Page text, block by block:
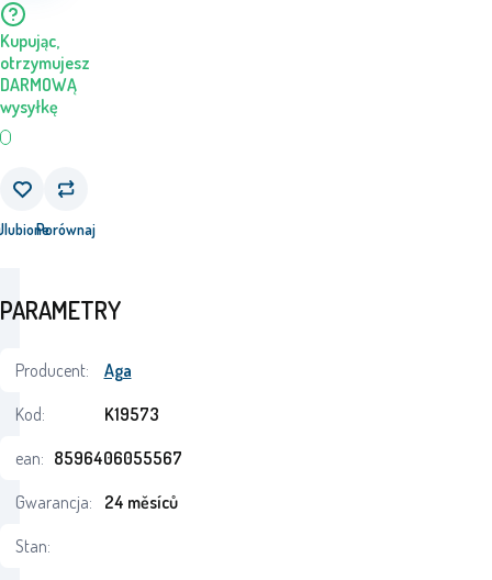
Kupując,
otrzymujesz
DARMOWĄ
wysyłkę
Porównaj
PARAMETRY
Producent:
Aga
Kod:
K19573
ean: 8596406055567
Gwarancja:
24 měsíců
Stan: